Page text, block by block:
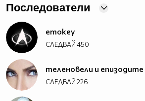
Последователи
emokey
СЛЕДВАЙ450
теленовели и епизодите
СЛЕДВАЙ226